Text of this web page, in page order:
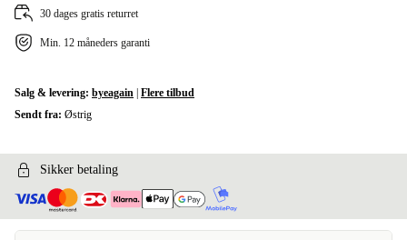
30 dages gratis returret
Min. 12 måneders garanti
Salg & levering: byeagain Flere tilbud
Sendt fra: Østrig
Sikker betaling